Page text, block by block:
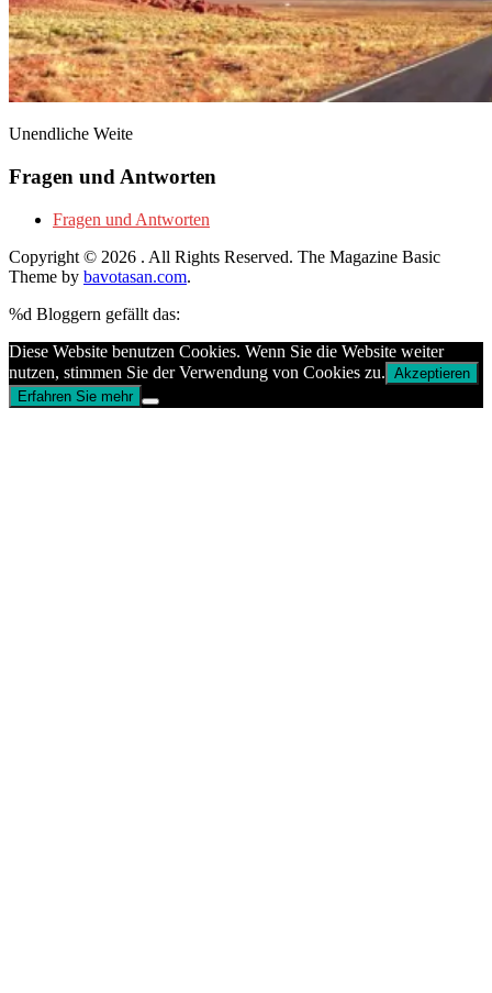
Unendliche Weite
Fragen und Antworten
Fragen und Antworten
Copyright © 2026 . All Rights Reserved. The Magazine Basic
Theme by bavotasan.com.
%d Bloggern gefällt das:
Diese Website benutzen Cookies. Wenn Sie die Website weiter
nutzen, stimmen Sie der Verwendung von Cookies zu. Akzeptieren
Erfahren Sie mehr